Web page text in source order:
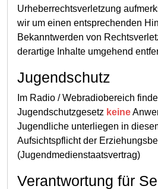
Urheberrechtsverletzung
wir um einen entsprechenden
Bekanntwerden von
derartige Inhalte umgehend
Jugendschutz
Im Radio / Webradiobereich
Jugendschutzgesetz keine
Jugendliche unterliegen in
Aufsichtspflicht der
(Jugendmedienstaatsvertrag)
Verantwortung für